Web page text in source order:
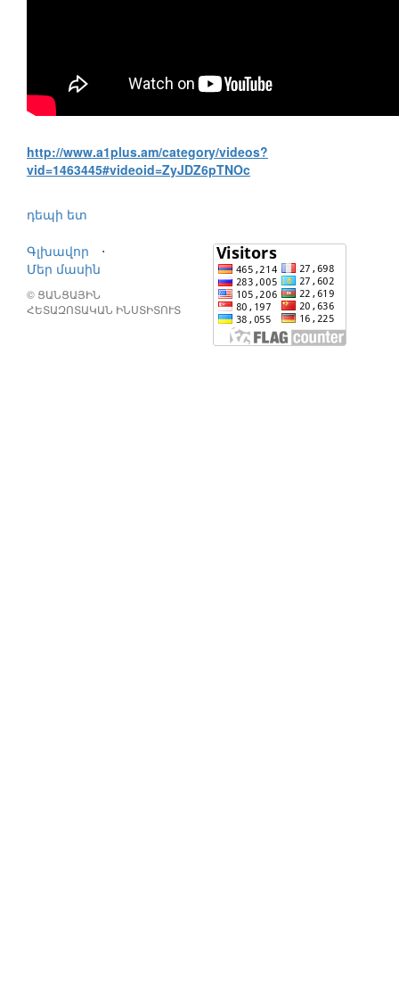
http://www.a1plus.am/category/videos?
vid=1463445#videoid=ZyJDZ6pTNOc
դեպի ետ
Գլխավոր
⋅
Մեր մասին
© ՑԱՆՑԱՅԻՆ
ՀԵՏԱԶՈՏԱԿԱՆ ԻՆՍՏԻՏՈՒՏ